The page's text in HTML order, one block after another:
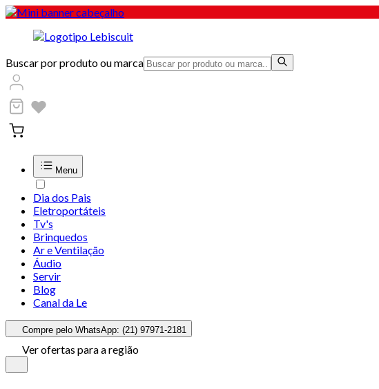
Buscar por produto ou marca
Menu
Dia dos Pais
Eletroportáteis
Tv's
Brinquedos
Ar e Ventilação
Áudio
Servir
Blog
Canal da Le
Compre pelo WhatsApp: (21) 97971-2181
Ver ofertas para a região